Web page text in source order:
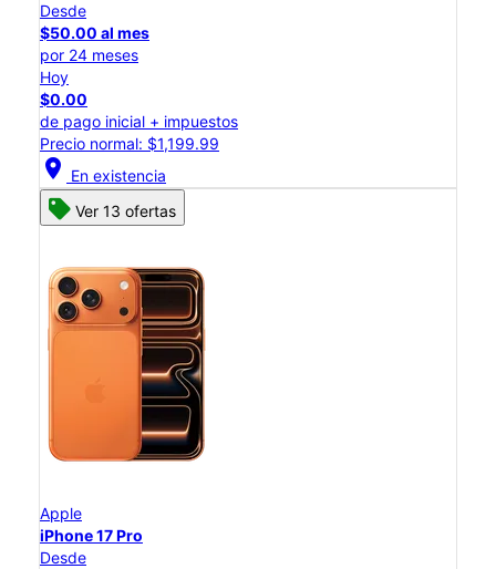
Desde
$50.00 al mes
por 24 meses
Hoy
$0.00
de pago inicial + impuestos
Precio normal: $1,199.99
location_on En existencia
Ver 13 ofertas
Apple
iPhone 17 Pro
Desde